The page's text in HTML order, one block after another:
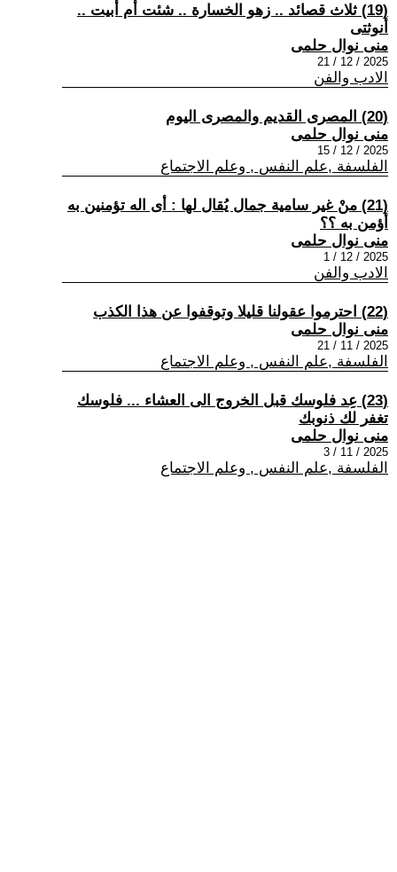
(19) ثلاث قصائد .. زهو الخسارة .. شئت أم أبيت ..
أنوثتى
منى نوال حلمى
2025 / 12 / 21
الادب والفن
(20) المصرى القديم والمصرى اليوم
منى نوال حلمى
2025 / 12 / 15
الفلسفة ,علم النفس , وعلم الاجتماع
(21) منْ غير سامية جمال يُقال لها : أى اله تؤمنين به
أؤمن به ؟؟
منى نوال حلمى
2025 / 12 / 1
الادب والفن
(22) احترموا عقولنا قليلا وتوقفوا عن هذا الكذب
منى نوال حلمى
2025 / 11 / 21
الفلسفة ,علم النفس , وعلم الاجتماع
(23) عِد فلوسك قبل الخروج الى العشاء ... فلوسك
تغفر لك ذنوبك
منى نوال حلمى
2025 / 11 / 3
الفلسفة ,علم النفس , وعلم الاجتماع